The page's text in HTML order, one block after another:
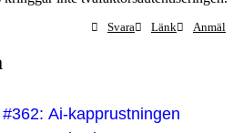
Svara Länk Anmäl
Ai-kapprustningen